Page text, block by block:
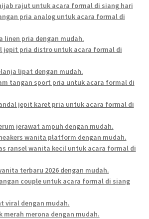
rajut untuk acara formal di siang hari
pria analog untuk acara formal di
linen pria dengan mudah.
jepit pria distro untuk acara formal di
lipat dengan mudah.
tangan sport pria untuk acara formal di
jepit karet pria untuk acara formal di
jerawat ampuh dengan mudah.
wanita platform dengan mudah.
ransel wanita kecil untuk acara formal di
terbaru 2026 dengan mudah.
couple untuk acara formal di siang
viral dengan mudah.
merah merona dengan mudah.